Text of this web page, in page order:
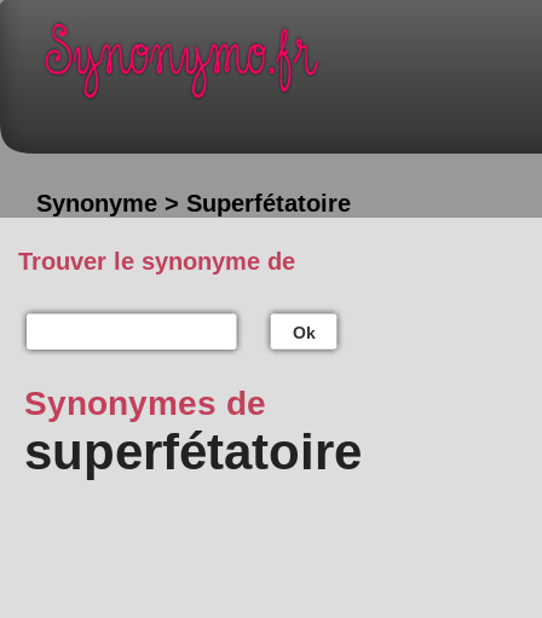
Synonyme > Superfétatoire
Trouver le synonyme de
Ok
Synonymes de
superfétatoire